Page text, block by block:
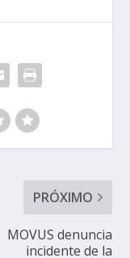
PRÓXIMO
MOVUS denuncia
incidente de la